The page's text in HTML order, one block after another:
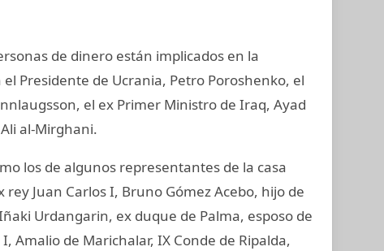
de dinero están implicados en la
Presidente de Ucrania, Petro Poroshenko, el
el ex Primer Ministro de Iraq, Ayad
al-Mirghani.
los de algunos representantes de la casa
Juan Carlos I, Bruno Gómez Acebo, hijo de
Urdangarin, ex duque de Palma, esposo de
Amalio de Marichalar, IX Conde de Ripalda,